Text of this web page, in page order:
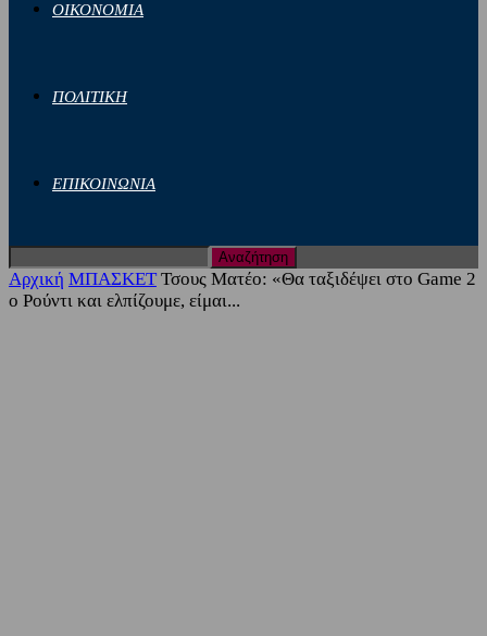
ΟΙΚΟΝΟΜΙΑ
ΠΟΛΙΤΙΚΗ
ΕΠΙΚΟΙΝΩΝΙΑ
Αρχική ΜΠΑΣΚΕΤ Τσους Ματέο: «Θα ταξιδέψει στο Game 2
ο Ρούντι και ελπίζουμε, είμαι...